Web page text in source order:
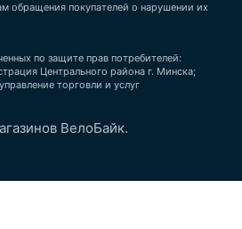
обращения покупателей о нарушении их
по защите прав потребителей:
Центрального района г. Минска;
торговли и услуг
ВелоБайк.